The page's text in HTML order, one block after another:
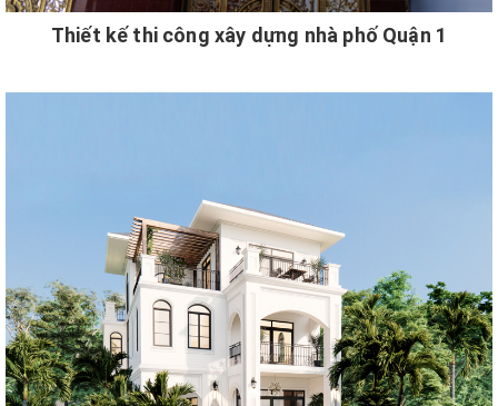
Thiết kế thi công xây dựng nhà phố Quận 1